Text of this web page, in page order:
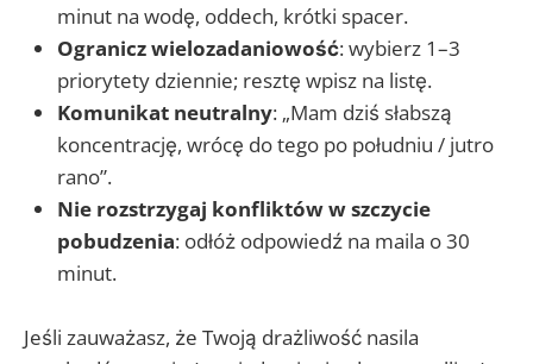
minut na wodę, oddech, krótki spacer.
Ogranicz wielozadaniowość: wybierz 1–3
priorytety dziennie; resztę wpisz na listę.
Komunikat neutralny: „Mam dziś słabszą
koncentrację, wrócę do tego po południu / jutro
rano”.
Nie rozstrzygaj konfliktów w szczycie
pobudzenia: odłóż odpowiedź na maila o 30
minut.
Jeśli zauważasz, że Twoją drażliwość nasila